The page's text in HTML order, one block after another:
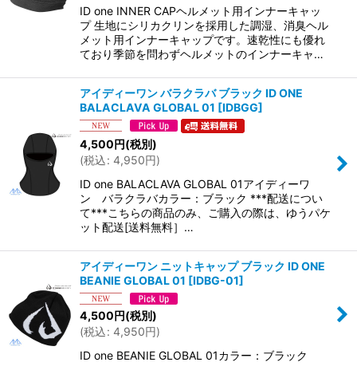
ID one INNER CAPヘルメット用インナーキャッ
プ 生地にシリカクリンを採用した調湿、消臭ヘル
メット用インナーキャップです。速乾性にも優れ
ており季節を問わずヘルメットのインナーキャ…
アイディーワン バラクラバ ブラック ID ONE
BALACLAVA GLOBAL 01 [IDBGG]
4,500円(税別)
(税込: 4,950円)
ID one BALACLAVA GLOBAL 01アイディーワ
ン バラクラバカラー：ブラック ***配送につい
て***こちらの商品のみ、ご購入の際は、ゆうパケ
ット配送[送料無料］…
アイディーワン ニットキャップ ブラック ID ONE
BEANIE GLOBAL 01 [IDBG-01]
4,500円(税別)
(税込: 4,950円)
ID one BEANIE GLOBAL 01カラー：ブラック